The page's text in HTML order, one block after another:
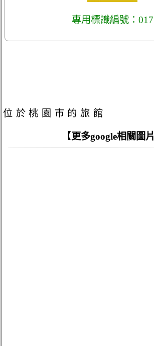
專用標識編號：017
位於桃園市的旅館
【更多google相關圖片